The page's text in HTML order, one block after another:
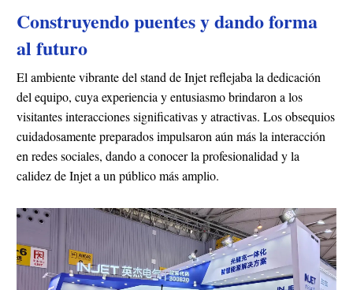
Construyendo puentes y dando forma
al futuro
El ambiente vibrante del stand de Injet reflejaba la dedicación
del equipo, cuya experiencia y entusiasmo brindaron a los
visitantes interacciones significativas y atractivas. Los obsequios
cuidadosamente preparados impulsaron aún más la interacción
en redes sociales, dando a conocer la profesionalidad y la
calidez de Injet a un público más amplio.